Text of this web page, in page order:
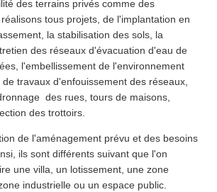
des terrains privés comme des
tous projets, de l'implantation en
la stabilisation des sols, la
des réseaux d'évacuation d'eau de
l'embellissement de l'environnement
travaux d'enfouissement des réseaux,
des rues, tours de maisons,
des trottoirs.
de l'aménagement prévu et des besoins
ils sont différents suivant que l'on
une villa, un lotissement, une zone
industrielle ou un espace public.